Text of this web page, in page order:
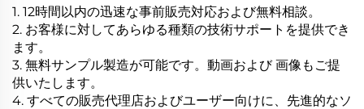
1. 12時間以内の迅速な事前販売対応および無料相談。
2. お客様に対してあらゆる種類の技術サポートを提供でき
ます。
3. 無料サンプル製造が可能です。動画および画像もご提
供いたします。
4. すべての販売代理店およびユーザー向けに、先進的なソ